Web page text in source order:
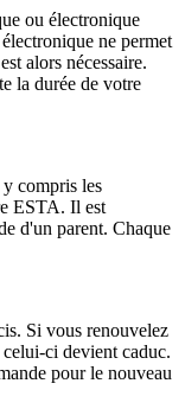
ou électronique
ne permet
alors nécessaire.
la durée de votre
compris les
ESTA. Il est
d'un parent. Chaque
Si vous renouvelez
ci devient caduc.
pour le nouveau